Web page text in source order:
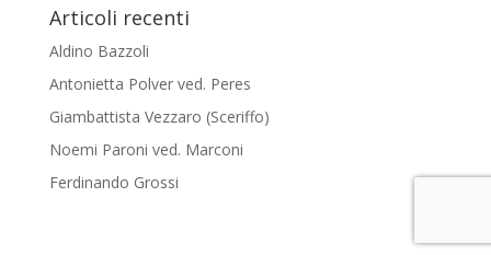
Articoli recenti
Aldino Bazzoli
Antonietta Polver ved. Peres
Giambattista Vezzaro (Sceriffo)
Noemi Paroni ved. Marconi
Ferdinando Grossi